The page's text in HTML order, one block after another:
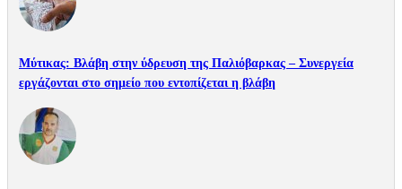
Mύτικας: Βλάβη στην ύδρευση της Παλιόβαρκας – Συνεργεία
εργάζονται στο σημείο που εντοπίζεται η βλάβη